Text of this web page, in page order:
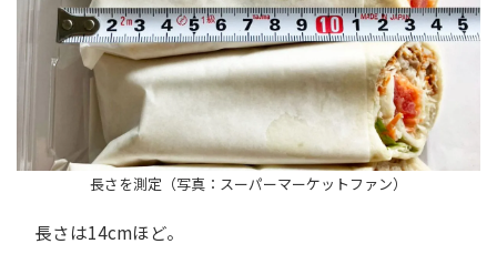
長さを測定（写真：スーパーマーケットファン）
長さは14cmほど。